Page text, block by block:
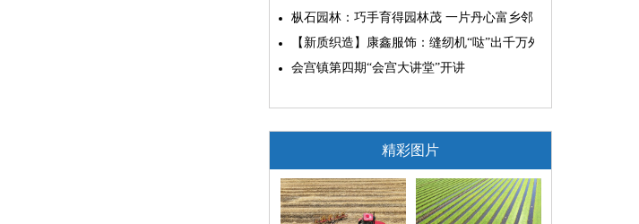
枞石园林：巧手育得园林茂 一片丹心富乡邻
【新质织造】康鑫服饰：缝纫机“哒”出千万外贸大生意
会宫镇第四期“会宫大讲堂”开讲
精彩图片